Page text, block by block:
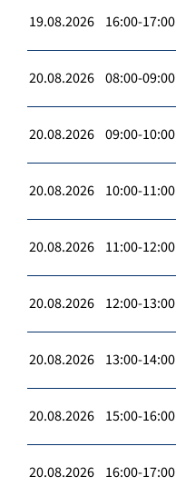
19.08.2026 16:00-17:00
20.08.2026 08:00-09:00
20.08.2026 09:00-10:00
20.08.2026 10:00-11:00
20.08.2026 11:00-12:00
20.08.2026 12:00-13:00
20.08.2026 13:00-14:00
20.08.2026 15:00-16:00
20.08.2026 16:00-17:00